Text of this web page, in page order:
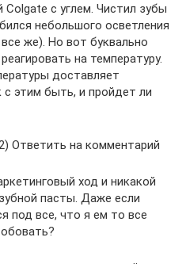
Colgate с углем. Чистил зубы
небольшого осветления
же). Но вот буквально
на температуру.
доставляет
этим быть, и пройдет ли
Ответить на комментарий
ход и никакой
пасты. Даже если
под все, что я ем то все